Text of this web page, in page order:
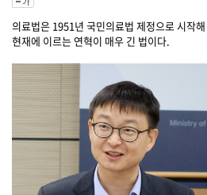
의료법은 1951년 국민의료법 제정으로 시작
현재에 이르는 연혁이 매우 긴 법이다.